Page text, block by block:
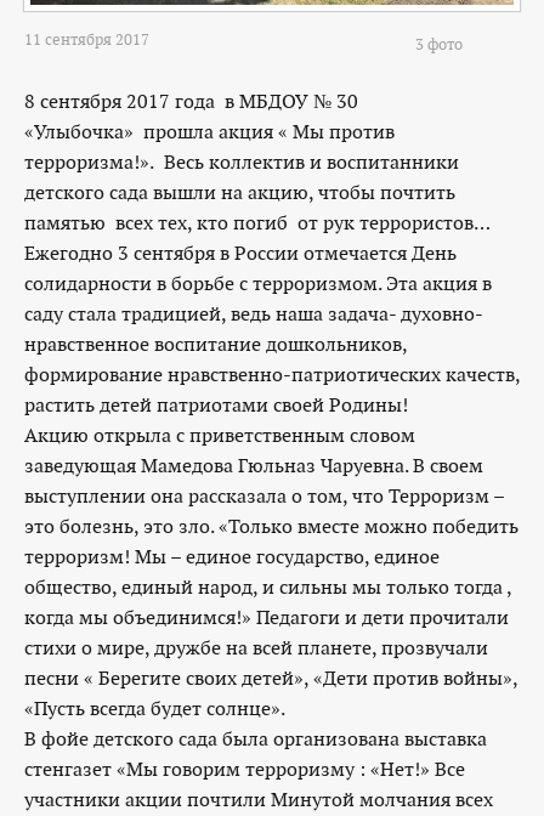
11 сентября 2017 3 фото
8 сентября 2017 года в МБДОУ № 30
«Улыбочка» прошла акция « Мы против
терроризма!». Весь коллектив и воспитанники
детского сада вышли на акцию, чтобы почтить
памятью всех тех, кто погиб от рук террористов…
Ежегодно 3 сентября в России отмечается День
солидарности в борьбе с терроризмом. Эта акция в
саду стала традицией, ведь наша задача- духовно-
нравственное воспитание дошкольников,
формирование нравственно-патриотических качеств,
растить детей патриотами своей Родины!
Акцию открыла с приветственным словом
заведующая Мамедова Гюльназ Чаруевна. В своем
выступлении она рассказала о том, что Терроризм –
это болезнь, это зло. «Только вместе можно победить
терроризм! Мы – единое государство, единое
общество, единый народ, и сильны мы только тогда ,
когда мы объединимся!» Педагоги и дети прочитали
стихи о мире, дружбе на всей планете, прозвучали
песни « Берегите своих детей», «Дети против войны»,
«Пусть всегда будет солнце».
В фойе детского сада была организована выставка
стенгазет «Мы говорим терроризму : «Нет!» Все
участники акции почтили Минутой молчания всех